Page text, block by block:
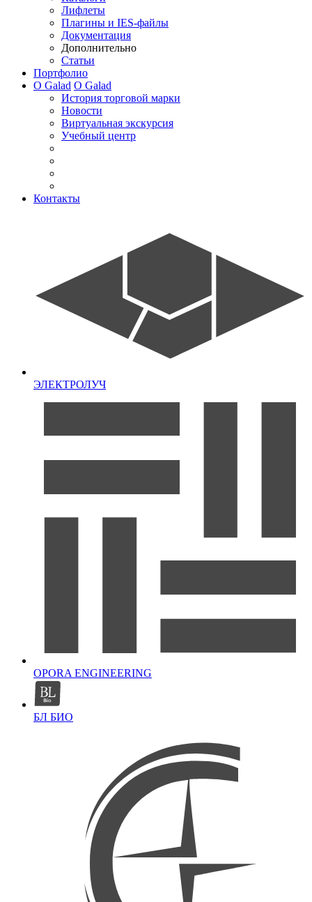
Лифлеты
Плагины и IES-файлы
Документация
Дополнительно
Статьи
Портфолио
О Galad О Galad
История торговой марки
Новости
Виртуальная экскурсия
Учебный центр
Контакты
ЭЛЕКТРОЛУЧ
OPORA ENGINEERING
БЛ БИО